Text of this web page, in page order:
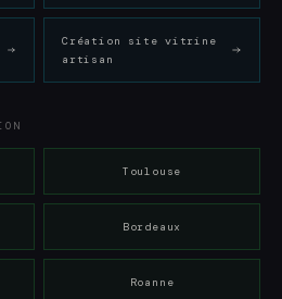
Création site vitrine
artisan
Toulouse
Bordeaux
Roanne